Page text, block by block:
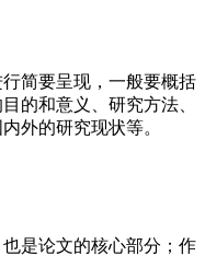
简要呈现，一般要概括
的和意义、研究方法、
外的研究现状等。
是论文的核心部分；作